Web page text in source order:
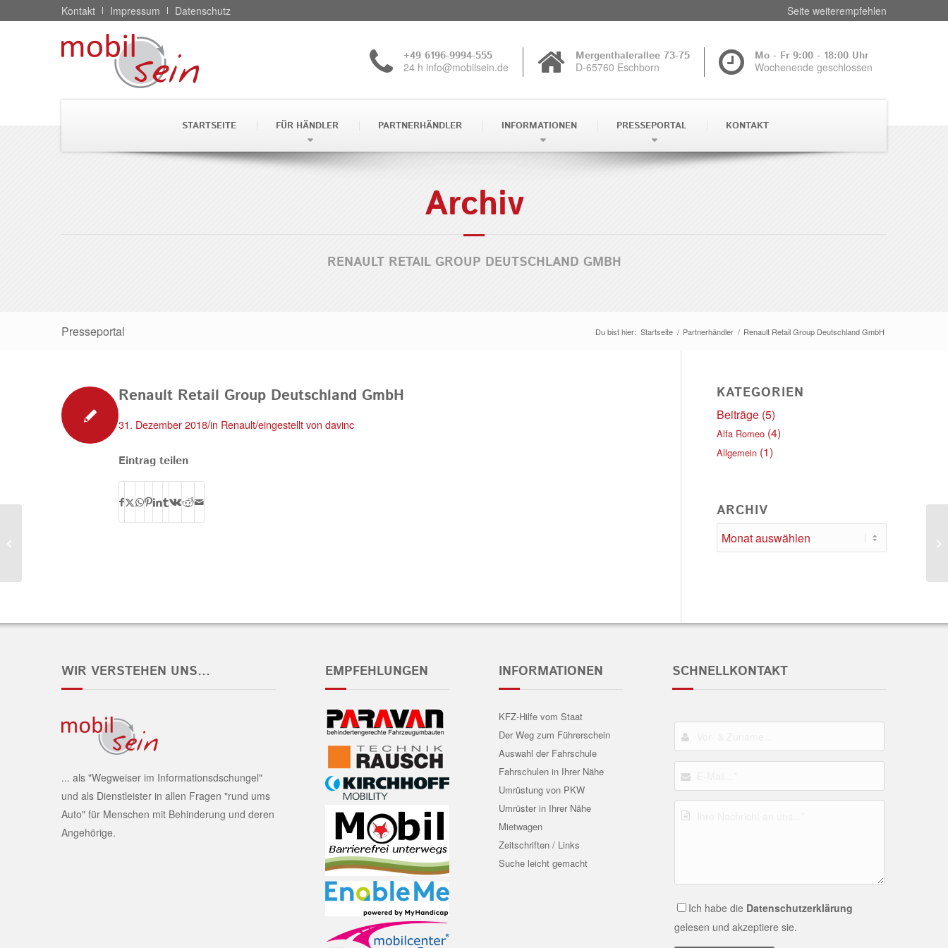
Kontakt Impressum Datenschutz Seite weiterempfehlen
+49 6196-9994-555
24 h info@mobilsein.de
Mergenthalerallee 73-75
D-65760 Eschborn
Mo - Fr 9:00 - 18:00 Uhr
Wochenende geschlossen
STARTSEITE FÜR HÄNDLER PARTNERHÄNDLER INFORMATIONEN PRESSEPORTAL KONTAKT
Archiv
RENAULT RETAIL GROUP DEUTSCHLAND GMBH
Presseportal Du bist hier: Startseite / Partnerhändler / Renault Retail Group Deutschland GmbH
Renault Retail Group Deutschland GmbH
31. Dezember 2018/in Renault/eingestellt von davinc
Eintrag teilen
KATEGORIEN
Beiträge(5)
Alfa Romeo(4)
Allgemein(1)
ARCHIV
WIR VERSTEHEN UNS…
... als "Wegweiser im Informationsdschungel"
und als Dienstleister in allen Fragen "rund ums
Auto" für Menschen mit Behinderung und deren
Angehörige.
EMPFEHLUNGEN INFORMATIONEN
KFZ-Hilfe vom Staat
Der Weg zum Führerschein
Auswahl der Fahrschule
Fahrschulen in Ihrer Nähe
Umrüstung von PKW
Umrüster in Ihrer Nähe
Mietwagen
Zeitschriften / Links
Suche leicht gemacht
SCHNELLKONTAKT
Ich habe die Datenschutzerklärung
gelesen und akzeptiere sie.